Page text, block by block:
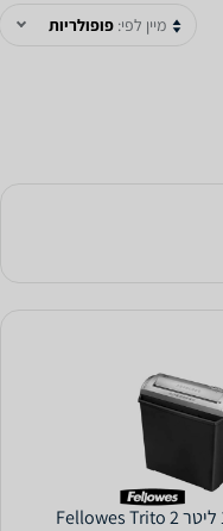
מיין לפי: פופולריות